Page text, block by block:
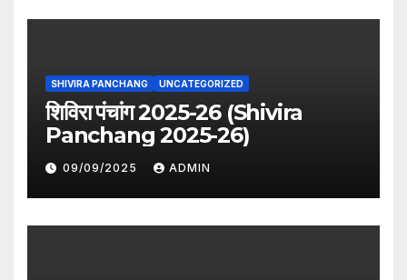
SHIVIRA PANCHANG UNCATEGORIZED
शिविरा पंचांग 2025-26 (Shivira
Panchang 2025-26)
09/09/2025 ADMIN